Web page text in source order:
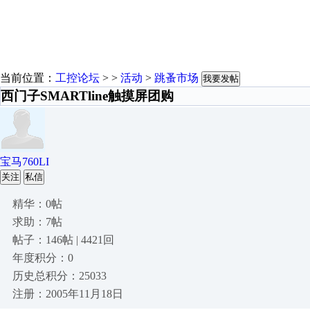
当前位置： 工控论坛 > > 活动 > 跳蚤市场 我要发帖
西门子SMARTline触摸屏团购
宝马760LI
关注 私信
精华：0帖
求助：7帖
帖子：146帖 | 4421回
年度积分：0
历史总积分：25033
注册：2005年11月18日